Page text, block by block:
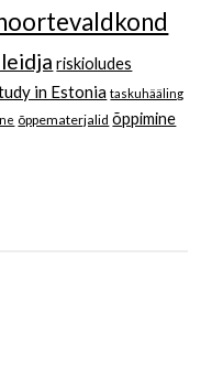
riskioludes
in Estonia taskuhääling
õppematerjalid õppimine